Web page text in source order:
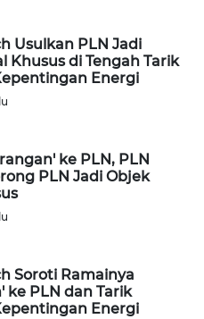
Usulkan PLN Jadi
Khusus di Tengah Tarik
Energi
ke PLN, PLN
PLN Jadi Objek
Soroti Ramainya
ke PLN dan Tarik
Energi